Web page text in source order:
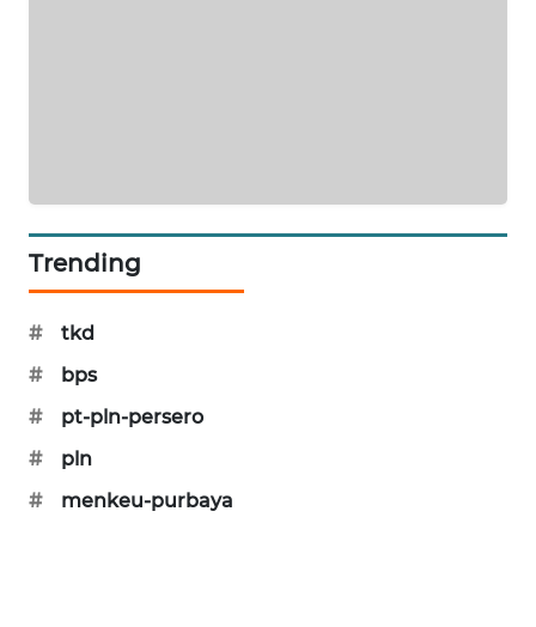
Trending
#
tkd
#
bps
#
pt-pln-persero
#
pln
#
menkeu-purbaya
METRO
SIANTAR
NEWS
METRO
NEWS
JAKARTA